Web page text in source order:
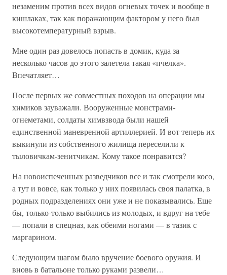
незаменим против всех видов огневых точек и вообще в
кишлаках, так как поражающим фактором у него был
высокотемпературный взрыв.
Мне один раз довелось попасть в домик, куда за
несколько часов до этого залетела такая «пчелка».
Впечатляет…
После первых же совместных походов на операции мы
химиков зауважали. Вооруженные монстрами-
огнеметами, солдаты химвзвода были нашей
единственной маневренной артиллерией. И вот теперь их
выкинули из собственного жилища переселили к
тыловичкам-зенитчикам. Кому такое понравится?
На новоиспеченных разведчиков все и так смотрели косо,
а тут и вовсе, как только у них появилась своя палатка, в
родных подразделениях они уже и не показывались. Еще
бы, только-только выбились из молодых, и вдруг на тебе
— попали в спецназ, как обеими ногами — в тазик с
маргарином.
Следующим шагом было вручение боевого оружия. И
вновь в батальоне только руками развели…